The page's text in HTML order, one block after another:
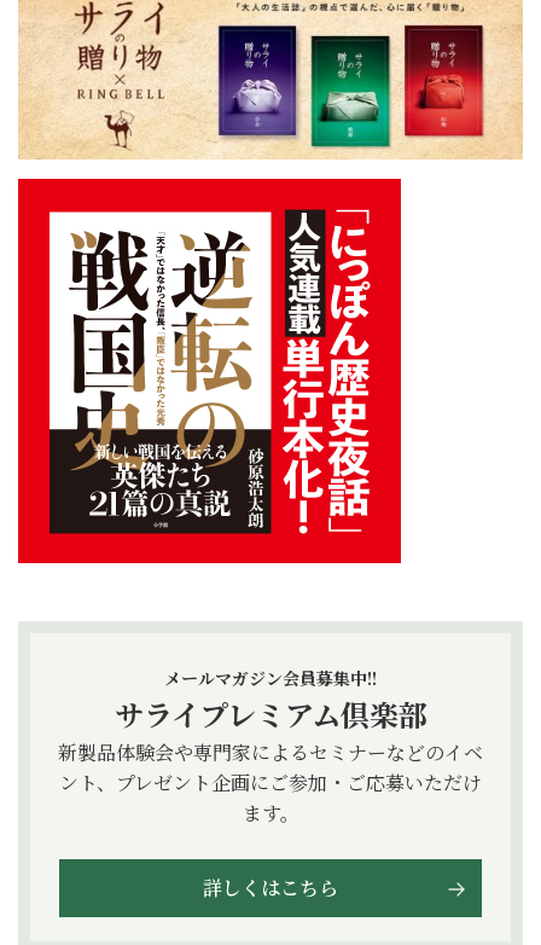
メールマガジン会員募集中!!
サライプレミアム倶楽部
新製品体験会や専門家によるセミナーなどのイベ
ント、プレゼント企画にご参加・ご応募いただけ
ます。
詳しくはこちら